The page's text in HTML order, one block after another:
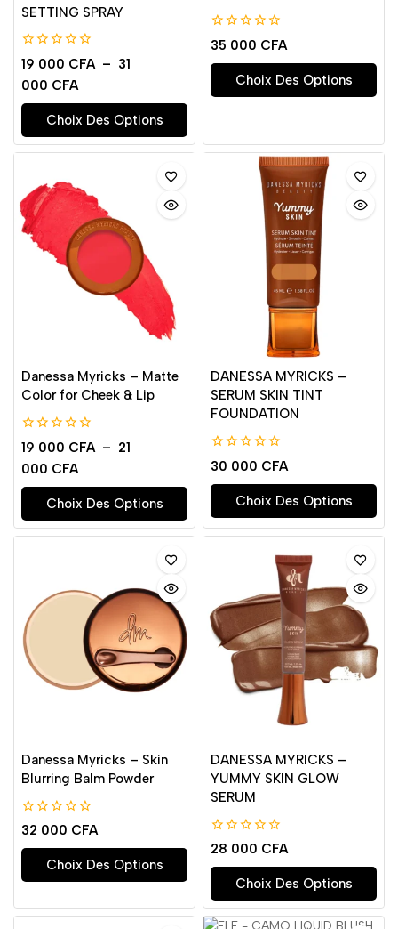
SETTING SPRAY
0
de
5
19 000 CFA – 31
000 CFA
Choix Des Options
0
de
5
35 000 CFA
Choix Des Options
Danessa Myricks – Matte
Color for Cheek & Lip
0
de
5
19 000 CFA – 21
000 CFA
Choix Des Options
DANESSA MYRICKS –
SERUM SKIN TINT
FOUNDATION
0
de
5
30 000 CFA
Choix Des Options
Danessa Myricks – Skin
Blurring Balm Powder
0
de
5
32 000 CFA
Choix Des Options
DANESSA MYRICKS –
YUMMY SKIN GLOW
SERUM
0
de
5
28 000 CFA
Choix Des Options